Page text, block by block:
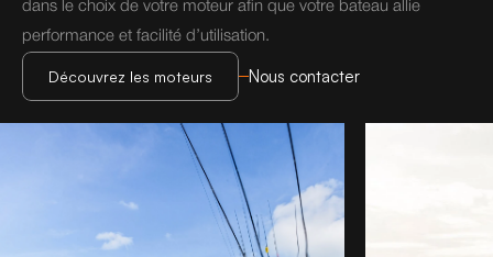
dans le choix de votre moteur afin que votre bateau allie
performance et facilité d’utilisation.
Découvrez les moteurs
Découvrez les moteurs
Nous contacter